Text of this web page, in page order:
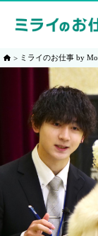
ミライのお仕事 by